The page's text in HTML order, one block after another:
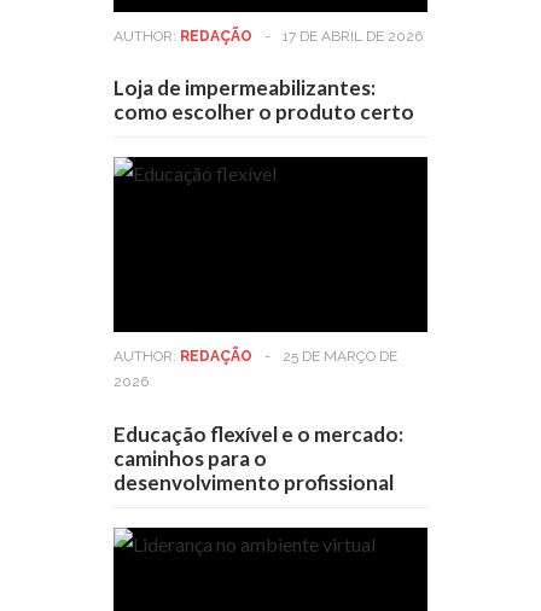
AUTHOR: REDAÇÃO - 17 DE ABRIL DE 2026
Loja de impermeabilizantes:
como escolher o produto certo
AUTHOR: REDAÇÃO -
25 DE MARÇO DE
2026
Educação flexível e o mercado:
caminhos para o
desenvolvimento profissional